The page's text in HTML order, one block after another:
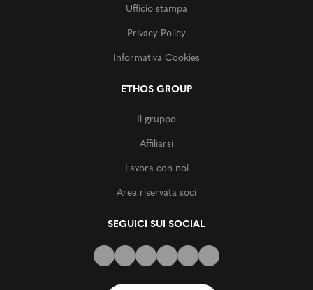
Ufficio stampa
Privacy Policy
Informativa Cookies
ETHOS GROUP
Il gruppo
Affiliarsi
Lavora con noi
Area riservata soci
SEGUICI SUI SOCIAL